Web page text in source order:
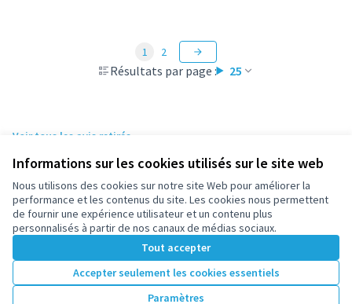
Informations sur les cookies utilisés sur le site web
Nous utilisons des cookies sur notre site Web pour améliorer la
performance et les contenus du site. Les cookies nous permettent
de fournir une expérience utilisateur et un contenu plus
personnalisés à partir de nos canaux de médias sociaux.
Tout accepter
Accepter seulement les cookies essentiels
Paramètres
Résultats par page : 25
1 2
Voir tous les avis retirés
Conditions d'utilisation
Paramètres des cookies
participez.nanterre.fr sur X
(Lien externe)
participez.nanterre.fr sur Facebook
participez.nanterre.fr sur Instagram
participez.nanterre.fr sur YouTube
(Lien externe)
participez.nanterre.fr sur GitHub
(Lien externe)
Licence
(Lien